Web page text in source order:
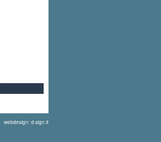
webdesign: d-sign.it